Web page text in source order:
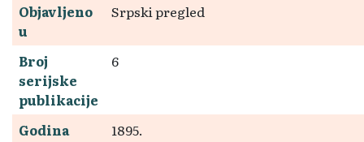
Objavljeno
u
Srpski pregled
Broj
serijske
publikacije
6
Godina
1895.